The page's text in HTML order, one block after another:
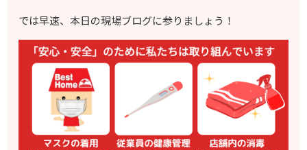
では早速、本日の現場ブログに参りましょう！